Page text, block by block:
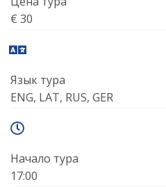
€ 30
Язык тура
ENG, LAT, RUS, GER
Начало тура
17:00